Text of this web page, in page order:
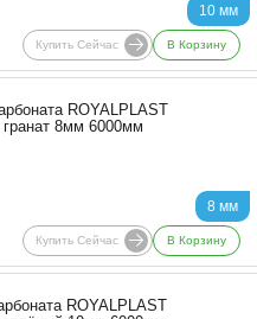
10 мм
Купить Сейчас В Корзину
8 мм
ROYALPLAST
8мм 6000мм
Купить Сейчас В Корзину
ROYALPLAST